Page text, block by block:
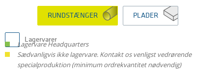
RUNDSTÆNGER PLADER
Lagervarer
Lagervare Headquarters
Sædvanligvis ikke lagervare. Kontakt os venligst vedrørende
specialproduktion (minimum ordrekvantitet nødvendig)